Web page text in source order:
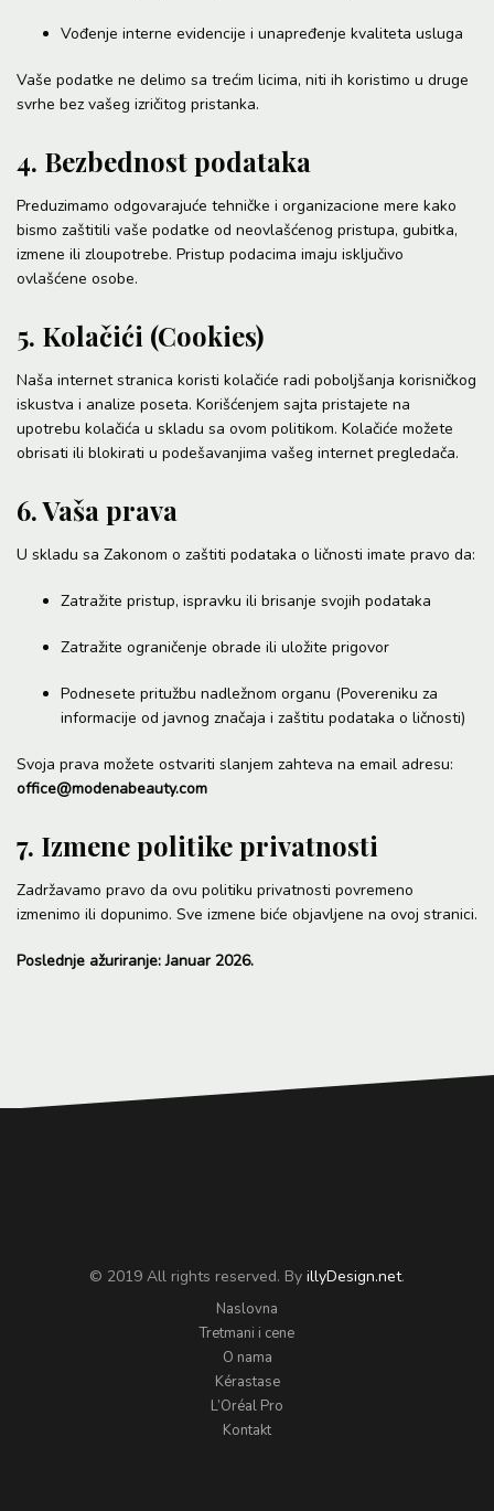
Vođenje interne evidencije i unapređenje kvaliteta usluga
Vaše podatke ne delimo sa trećim licima, niti ih koristimo u druge
svrhe bez vašeg izričitog pristanka.
4. Bezbednost podataka
Preduzimamo odgovarajuće tehničke i organizacione mere kako
bismo zaštitili vaše podatke od neovlašćenog pristupa, gubitka,
izmene ili zloupotrebe. Pristup podacima imaju isključivo
ovlašćene osobe.
5. Kolačići (Cookies)
Naša internet stranica koristi kolačiće radi poboljšanja korisničkog
iskustva i analize poseta. Korišćenjem sajta pristajete na
upotrebu kolačića u skladu sa ovom politikom. Kolačiće možete
obrisati ili blokirati u podešavanjima vašeg internet pregledača.
6. Vaša prava
U skladu sa Zakonom o zaštiti podataka o ličnosti imate pravo da:
Zatražite pristup, ispravku ili brisanje svojih podataka
Zatražite ograničenje obrade ili uložite prigovor
Podnesete pritužbu nadležnom organu (Povereniku za
informacije od javnog značaja i zaštitu podataka o ličnosti)
Svoja prava možete ostvariti slanjem zahteva na email adresu:
office@modenabeauty.com
7. Izmene politike privatnosti
Zadržavamo pravo da ovu politiku privatnosti povremeno
izmenimo ili dopunimo. Sve izmene biće objavljene na ovoj stranici.
Poslednje ažuriranje: Januar 2026.
© 2019 All rights reserved. By illyDesign.net.
Naslovna
Tretmani i cene
O nama
Kérastase
L’Oréal Pro
Kontakt